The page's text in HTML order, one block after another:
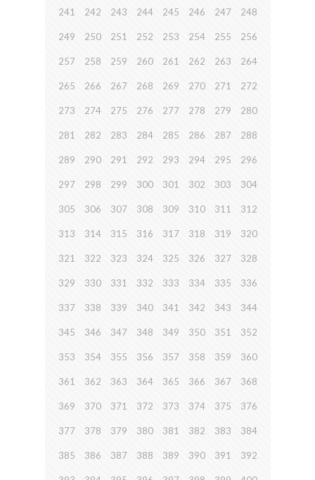
241 242 243 244 245 246 247 248
249 250 251 252 253 254 255 256
257 258 259 260 261 262 263 264
265 266 267 268 269 270 271 272
273 274 275 276 277 278 279 280
281 282 283 284 285 286 287 288
289 290 291 292 293 294 295 296
297 298 299 300 301 302 303 304
305 306 307 308 309 310 311 312
313 314 315 316 317 318 319 320
321 322 323 324 325 326 327 328
329 330 331 332 333 334 335 336
337 338 339 340 341 342 343 344
345 346 347 348 349 350 351 352
353 354 355 356 357 358 359 360
361 362 363 364 365 366 367 368
369 370 371 372 373 374 375 376
377 378 379 380 381 382 383 384
385 386 387 388 389 390 391 392